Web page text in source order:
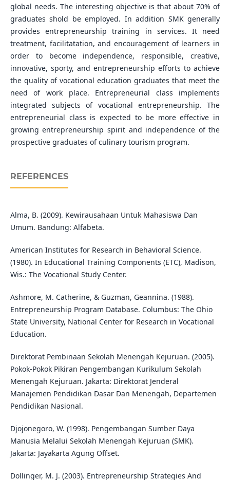
global needs. The interesting objective is that about 70% of
graduates shold be employed. In addition SMK generally
provides entrepreneurship training in services. It need
treatment, facilitatation, and encouragement of learners in
order to become independence, responsible, creative,
innovative, sporty, and entrepreneurship efforts to achieve
the quality of vocational education graduates that meet the
need of work place. Entrepreneurial class implements
integrated subjects of vocational entrepreneurship. The
entrepreneurial class is expected to be more effective in
growing entrepreneurship spirit and independence of the
prospective graduates of culinary tourism program.
REFERENCES
Alma, B. (2009). Kewirausahaan Untuk Mahasiswa Dan
Umum. Bandung: Alfabeta.
American Institutes for Research in Behavioral Science.
(1980). In Educational Training Components (ETC), Madison,
Wis.: The Vocational Study Center.
Ashmore, M. Catherine, & Guzman, Geannina. (1988).
Entrepreneurship Program Database. Columbus: The Ohio
State University, National Center for Research in Vocational
Education.
Direktorat Pembinaan Sekolah Menengah Kejuruan. (2005).
Pokok-Pokok Pikiran Pengembangan Kurikulum Sekolah
Menengah Kejuruan. Jakarta: Direktorat Jenderal
Manajemen Pendidikan Dasar Dan Menengah, Departemen
Pendidikan Nasional.
Djojonegoro, W. (1998). Pengembangan Sumber Daya
Manusia Melalui Sekolah Menengah Kejuruan (SMK).
Jakarta: Jayakarta Agung Offset.
Dollinger, M. J. (2003). Entrepreneurship Strategies And